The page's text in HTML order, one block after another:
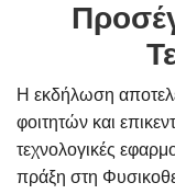
Η εκδήλωση
φοιτητών και
τεχνολογικές
πράξη στη